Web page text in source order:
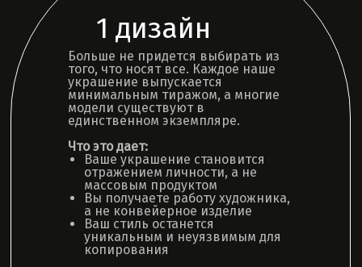
Больше не придется выбирать из
того, что носят все. Каждое наше
украшение выпускается
минимальным тиражом, а многие
модели существуют в
единственном экземпляре.
Что это дает:
Ваше украшение становится
отражением личности, а не
массовым продуктом
Вы получаете работу художника,
а не конвейерное изделие
Ваш стиль останется
уникальным и неуязвимым для
копирования
1 дизайн